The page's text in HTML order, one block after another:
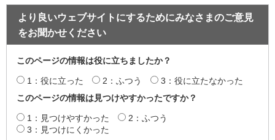
より良いウェブサイトにするためにみなさまのご意見
をお聞かせください
このページの情報は役に立ちましたか？
1：役に立った 2：ふつう
3：役に立たなかった
このページの情報は見つけやすかったですか？
1：見つけやすかった
2：ふつう
3：見つけにくかった